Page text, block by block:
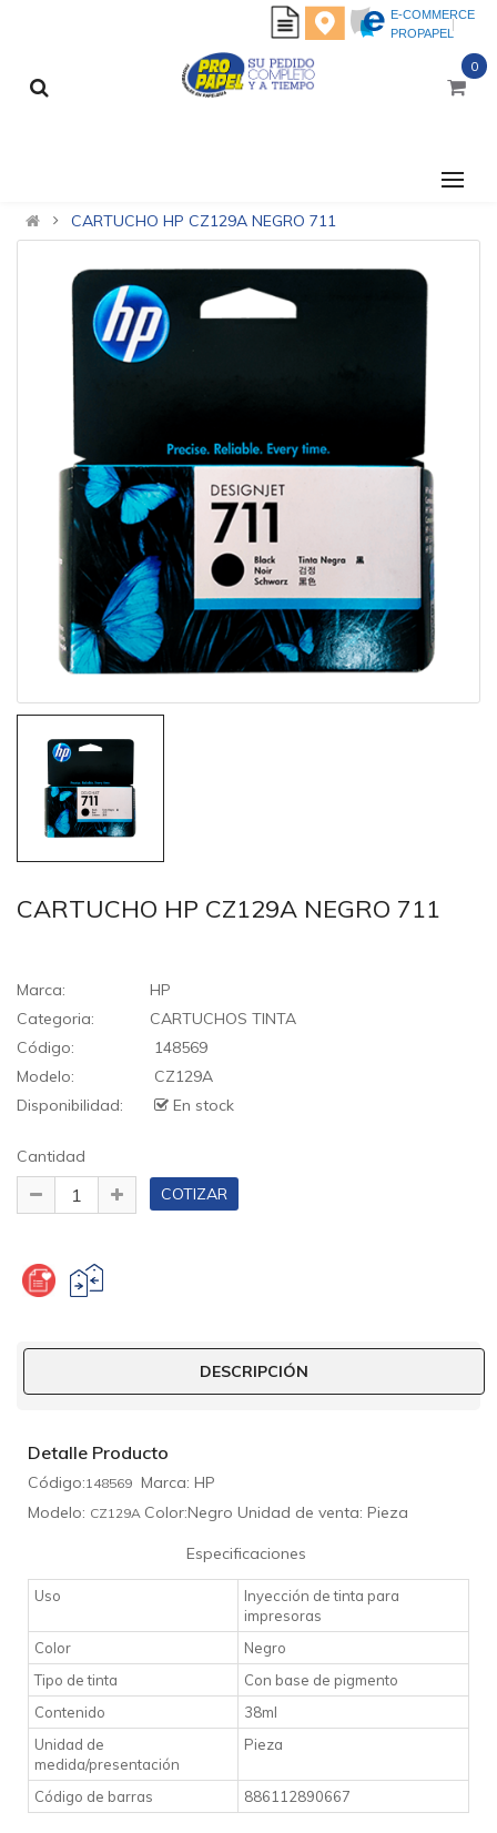
E-COMMERCE
PROPAPEL
0
CARTUCHO HP CZ129A NEGRO 711
CARTUCHO HP CZ129A NEGRO 711
Marca:
HP
Categoria:
CARTUCHOS TINTA
Código:
148569
Modelo:
CZ129A
Disponibilidad:
En stock
Cantidad
DESCRIPCIÓN
Detalle Producto
Código:148569 Marca: HP
Modelo: CZ129A Color:Negro Unidad de venta: Pieza
Especificaciones
Uso
Inyección de tinta para
impresoras
Color
Negro
Tipo de tinta
Con base de pigmento
Contenido
38ml
Unidad de
medida/presentación
Pieza
Código de barras 886112890667